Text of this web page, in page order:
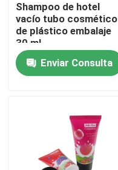
Shampoo de hotel
vacío tubo cosmético
de plástico embalaje
30 ml
Enviar Consulta